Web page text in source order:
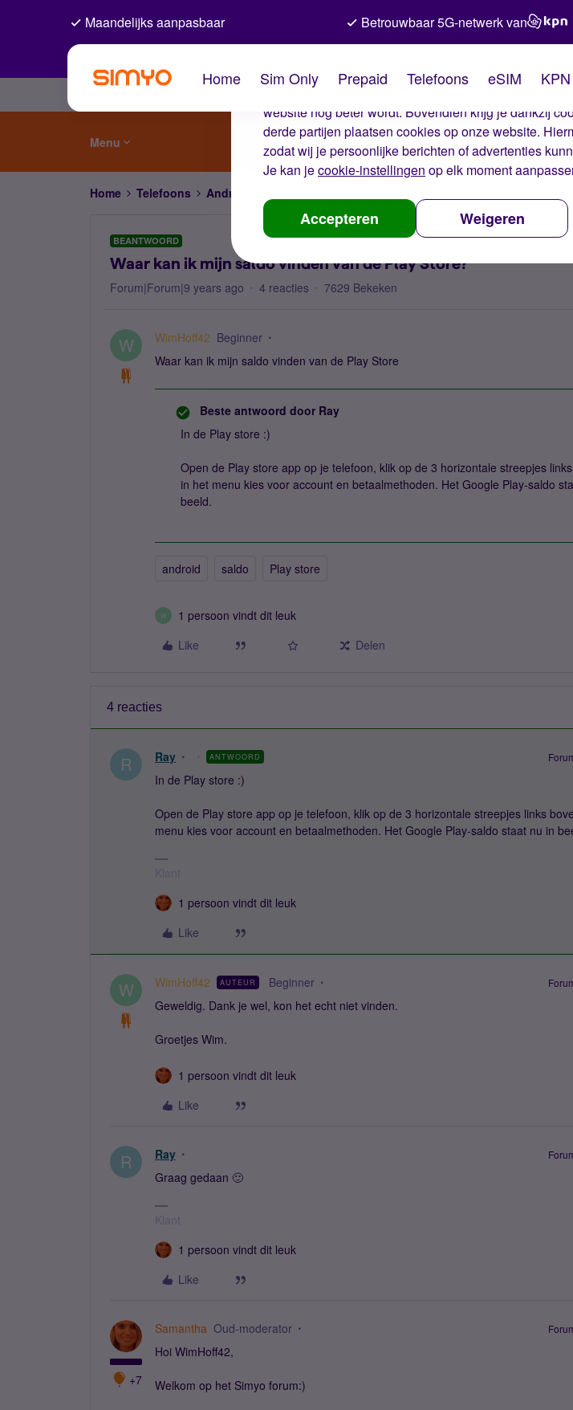
De cookies van Simyo
Wij gebruiken cookies op onze website. Met deze
website nog beter wordt. Bovendien krijg je dankzij
derde partijen plaatsen cookies op onze website.
zodat wij je persoonlijke berichten of advertenties
Je kan jecookie-instellingen op elk moment
Accepteren Weigeren
Maandelijks aanpasbaar Betrouwbaar 5G-netwerk van
Home Sim Only Prepaid Telefoons eSIM
Menu
Home Telefoons Android
BEANTWOORD
Waar kan ik mijn saldo vinden van de Play Store?
Forum|Forum|9 years ago 4 reacties 7629 Bekeken
W WimHoff42 Beginner
Waar kan ik mijn saldo vinden van de Play Store
Beste antwoord door Ray
In de Play store :)
Open de Play store app op je telefoon, klik op de 3 horizontale streepjes
in het menu kies voor account en betaalmethoden. Het Google Play-saldo
beeld.
android saldo Play store
W
1 persoon vindt dit leuk
Like
Delen
4 reacties
R Ray ANTWOORD
In de Play store :)
Open de Play store app op je telefoon, klik op de 3 horizontale streepjes links
menu kies voor account en betaalmethoden. Het Google Play-saldo staat nu in
1 persoon vindt dit leuk
Like
W WimHoff42 AUTEUR Beginner
Geweldig. Dank je wel, kon het echt niet vinden.
Groetjes Wim.
1 persoon vindt dit leuk
Like
R Ray
Graag gedaan 🙂
Klant
1 persoon vindt dit leuk
Like
+7
Samantha Oud-moderator
Hoi WimHoff42,
Welkom op het Simyo forum:)